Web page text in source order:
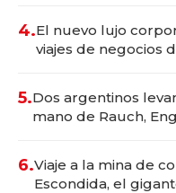
4.El nuevo lujo
viajes de negocios
5.Dos argentinos
mano de Rauch,
6.Viaje a la mina de
Escondida, el